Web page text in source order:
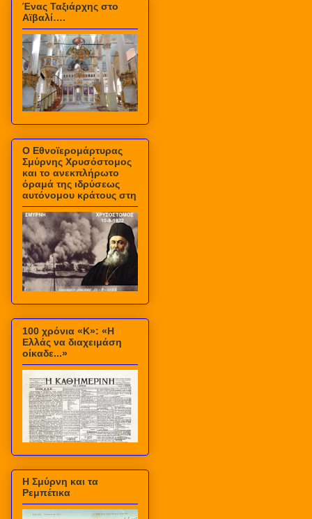
Ένας Ταξιάρχης στο
Αϊβαλί….
Ο Εθνοϊερομάρτυρας
Σμύρνης Χρυσόστομος
και το ανεκπλήρωτο
όραμά της ιδρύσεως
αυτόνομου κράτους στη
100 χρόνια «Κ»: «Η
Ελλάς να διαχειμάση
οίκαδε...»
Η Σμύρνη και τα
Ρεμπέτικα